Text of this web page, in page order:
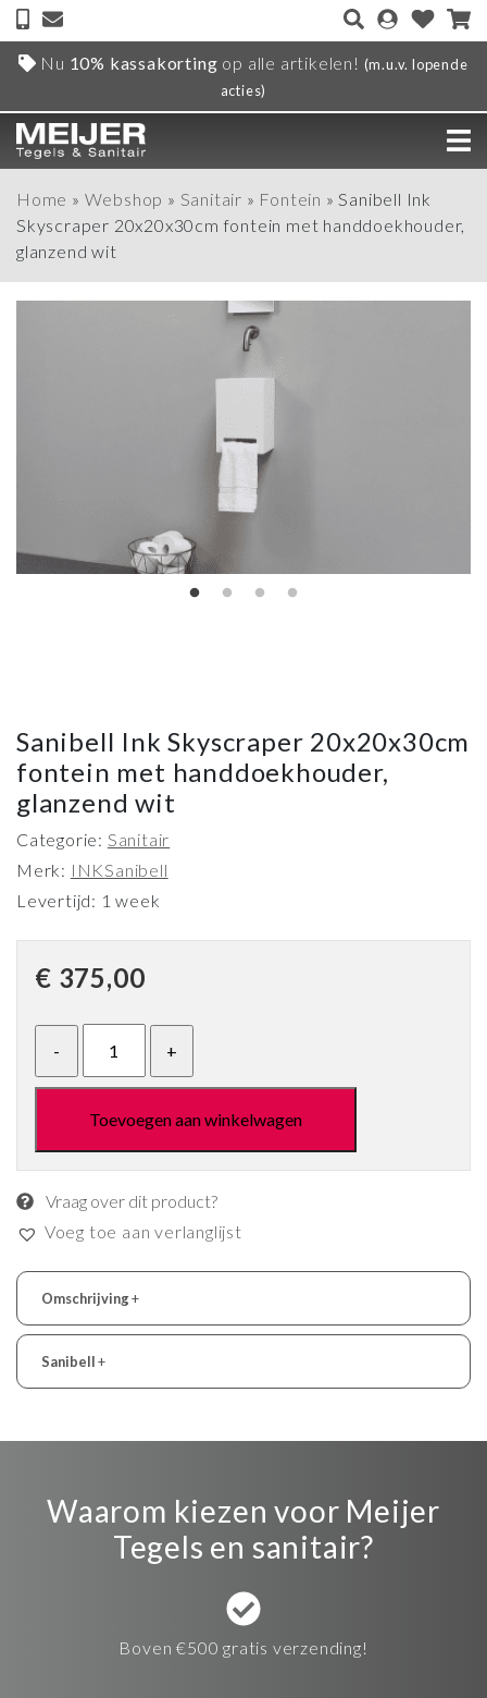
Nu 10% kassakorting op alle artikelen! (m.u.v. lopende
acties)
Home » Webshop » Sanitair » Fontein »Sanibell Ink
Skyscraper 20x20x30cm fontein met handdoekhouder,
glanzend wit
Sanibell Ink Skyscraper 20x20x30cm
fontein met handdoekhouder,
glanzend wit
Categorie: Sanitair
Merk: INKSanibell
Levertijd: 1 week
€ 375,00
Toevoegen aan winkelwagen
Vraag over dit product?
Voeg toe aan verlanglijst
Omschrijving+
Sanibell+
Waarom kiezen voor Meijer
Tegels en sanitair?
Boven €500 gratis verzending!